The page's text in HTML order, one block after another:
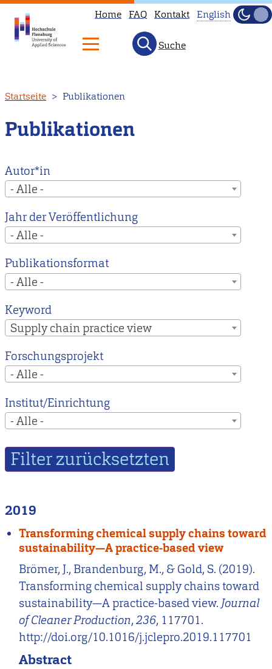
zum
Inhalt
Home FAQ Kontakt
to
our
main
instead.
English
Hell
Suche
Startseite Publikationen
Publikationen
Autor*in
- Alle -
Jahr der Veröffentlichung
- Alle -
Publikationsformat
- Alle -
Keyword
Supply chain practice view
Forschungsprojekt
- Alle -
Institut/Einrichtung
- Alle -
2019
Transforming chemical supply chains toward
sustainability—A practice-based view
Brömer, J., Brandenburg, M., & Gold, S. (2019).
Transforming chemical supply chains toward
sustainability—A practice-based view. Journal
of Cleaner Production,236, 117701.
http://doi.org/10.1016/j.jclepro.2019.117701
Abstract